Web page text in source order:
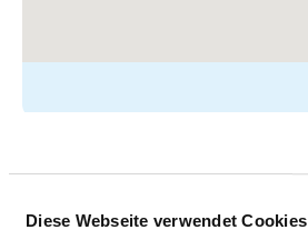
Diese Webseite verwendet Cookies